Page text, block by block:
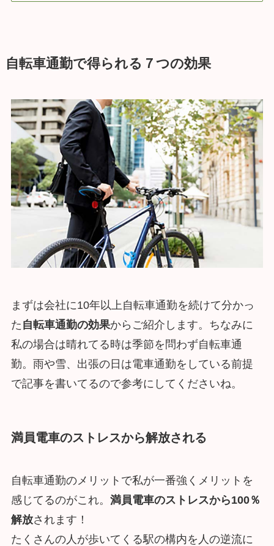
自転車通勤で得られる７つの効果
まずは会社に10年以上自転車通勤を続けて分かっ
た 自転車通勤の効果からご紹介します。ちなみに
私の場合は晴れてる時は季節を問わず自転車通
勤。雨や雪、出張の日は電車通勤をしている前提
で記事を書いてるので参考にしてくださいね。
満員電車のストレスから解放される
自転車通勤のメリットで私が一番強くメリットを
感じてるのがこれ。 満員電車のストレスから100％
解放されます！
たくさんの人が歩いてくる駅の構内を人の逆流に